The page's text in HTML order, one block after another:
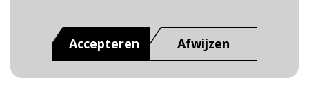
Accepteren Afwijzen